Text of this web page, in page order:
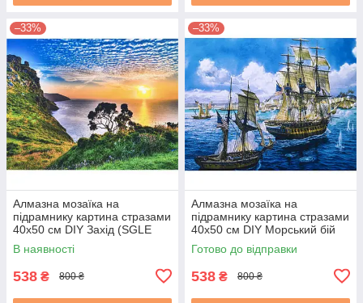
–33%
Алмазна мозаїка на
підрамнику картина стразами
40х50 см DIY Захід (SGLE
72964)
В наявності
538 ₴ 800 ₴
–33%
Алмазна мозаїка на
підрамнику картина стразами
40х50 см DIY Морський бій
(SGLE 72971)
Готово до відправки
538 ₴ 800 ₴